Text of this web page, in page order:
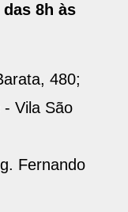
8h às
480;
Vila São
Fernando